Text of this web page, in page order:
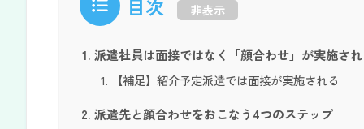
目次 非表示
派遣社員は面接ではなく「顔合わせ」が実施さ
【補足】紹介予定派遣では面接が実施される
派遣先と顔合わせをおこなう4つのステップ